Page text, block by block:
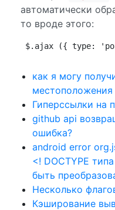
автоматически
то вроде этого:
$.ajax ({ type:
как я могу
местоположения
Гиперссылки на
github api
ошибка?
android error
<! DOCTYPE
быть
Несколько
Кэширование